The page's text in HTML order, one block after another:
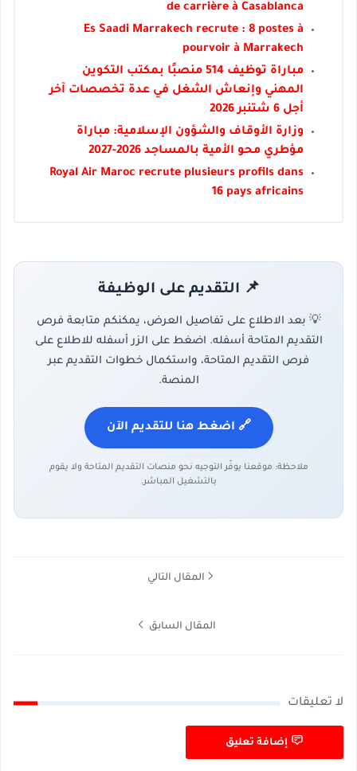
de carrière à Casablanca
Es Saadi Marrakech recrute : 8 postes à
pourvoir à Marrakech
مباراة توظيف 514 منصبًا بمكتب التكوين
المهني وإنعاش الشغل في عدة تخصصات آخر
أجل 6 شتنبر 2026
وزارة الأوقاف والشؤون الإسلامية: مباراة
مؤطري محو الأمية بالمساجد 2026-2027
Royal Air Maroc recrute plusieurs profils dans
16 pays africains
📌 التقديم على الوظيفة
💡 بعد الاطلاع على تفاصيل العرض، يمكنكم متابعة فرص
التقديم المتاحة أسفله. اضغط على الزر أسفله للاطلاع على
فرص التقديم المتاحة، واستكمال خطوات التقديم عبر
المنصة.
🔗 اضغط هنا للتقديم الآن
ملاحظة: موقعنا يوفّر التوجيه نحو منصات التقديم المتاحة ولا يقوم
بالتشغيل المباشر.
المقال التالي
المقال السابق
لا تعليقات
إضافة تعليق